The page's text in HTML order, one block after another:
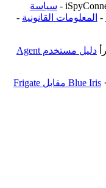
سياسة
- المعلومات القانونية -
دليل مستخدم Agent
·